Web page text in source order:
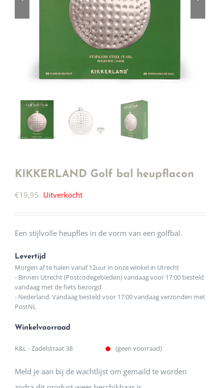
KIKKERLAND Golf bal heupflacon
€19,95 Uitverkocht
Een stijlvolle heupfles in de vorm van een golfbal.
Levertijd
Morgen af te halen vanaf 12uur in onze winkel in Utrecht
- Binnen Utrecht (Postcodegebieden) vandaag voor 17:00 besteld
vandaag met de fiets bezorgd
- Nederland: Vandaag besteld voor 17:00 vandaag verzonden met
PostNL
Winkelvoorraad
K&L - Zadelstraat 38 (geen voorraad)
Meld je aan bij de wachtlijst om gemaild te worden